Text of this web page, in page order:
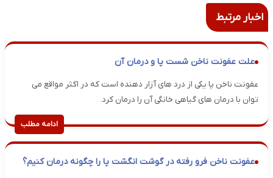
اخبار مرتبط
علت عفونت ناخن شست پا و درمان آن
عفونت ناخن پا یکی از درد های آزار دهنده است که در اکثر مواقع می
توان با درمان های گیاهی خانگی آن را درمان کرد.
ادامه مطلب
عفونت ناخن فرو رفته در گوشت انگشت پا را چگونه درمان کنیم؟